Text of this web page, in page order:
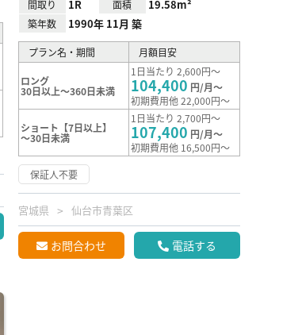
間取り 1R 面積 19.58m²
築年数 1990年 11月 築
プラン名・期間 月額目安
ロング
30日以上～360日未満
1日当たり 2,600円～
104,400 円/月～
初期費用他 22,000円～
ショート【7日以上】
～30日未満
1日当たり 2,700円～
107,400 円/月～
初期費用他 16,500円～
保証人不要
宮城県 仙台市青葉区
お問合わせ 電話する